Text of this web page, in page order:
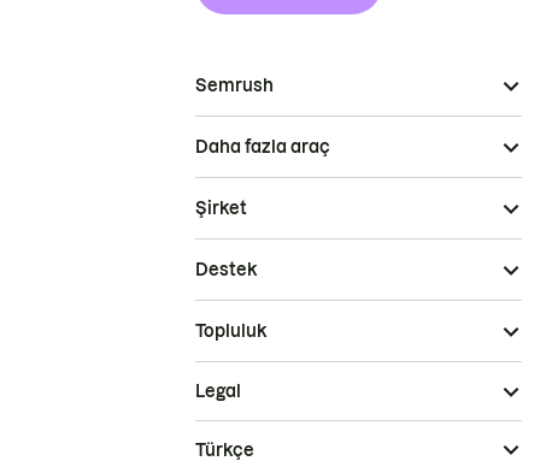
Semrush
Daha fazla araç
Şirket
Destek
Topluluk
Legal
Türkçe